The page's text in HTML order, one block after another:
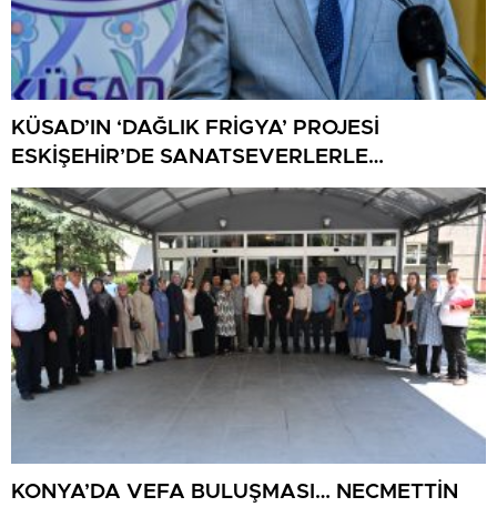
KÜSAD’IN ‘DAĞLIK FRİGYA’ PROJESİ
ESKİŞEHİR’DE SANATSEVERLERLE
BULUŞUYOR
KONYA’DA VEFA BULUŞMASI… NECMETTİN